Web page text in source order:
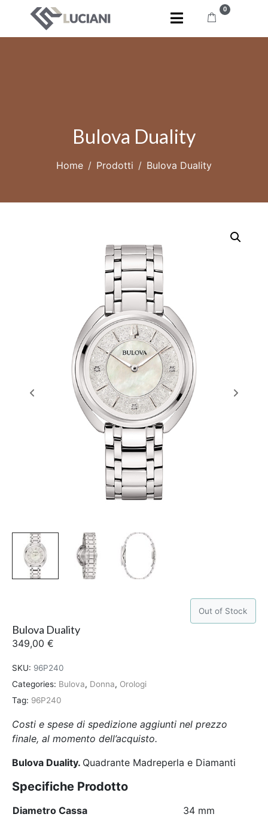
0
Bulova Duality
Home Prodotti Bulova Duality
Out of Stock
Bulova Duality
349,00 €
SKU: 96P240
Categories: Bulova, Donna, Orologi
Tag: 96P240
Costi e spese di spedizione aggiunti nel prezzo
finale, al momento dell’acquisto.
Bulova Duality. Quadrante Madreperla e Diamanti
Specifiche Prodotto
Diametro Cassa 34 mm